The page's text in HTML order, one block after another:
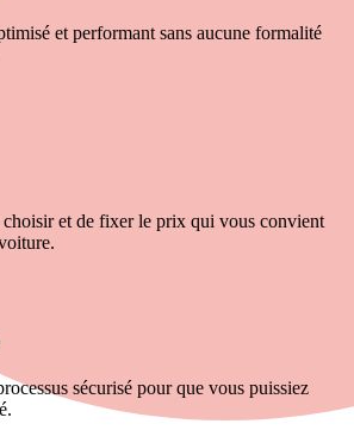
et performant sans aucune formalité
choisir et de fixer le prix qui vous convient
sécurisé pour que vous puissiez